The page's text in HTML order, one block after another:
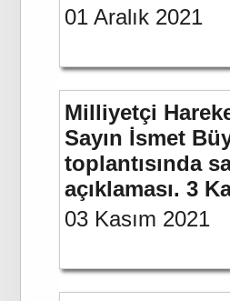
01 Aralık 2021
Milliyetçi
Sayın İsmet
toplantısında
açıklaması. 3
03 Kasım 2021